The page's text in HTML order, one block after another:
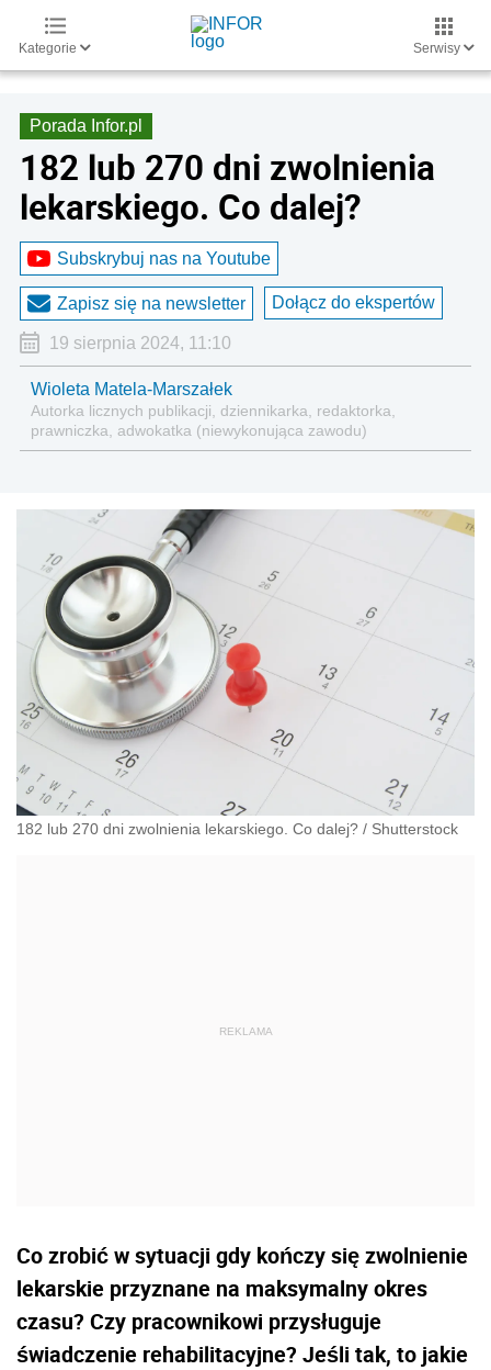
Kategorie Serwisy
Porada Infor.pl
182 lub 270 dni zwolnienia
lekarskiego. Co dalej?
Subskrybuj nas na Youtube
Zapisz się na newsletter Dołącz do ekspertów
19 sierpnia 2024, 11:10
Wioleta Matela-Marszałek
Autorka licznych publikacji, dziennikarka, redaktorka,
prawniczka, adwokatka (niewykonująca zawodu)
182 lub 270 dni zwolnienia lekarskiego. Co dalej? / Shutterstock
Co zrobić w sytuacji gdy kończy się zwolnienie
lekarskie przyznane na maksymalny okres
czasu? Czy pracownikowi przysługuje
świadczenie rehabilitacyjne? Jeśli tak, to jakie